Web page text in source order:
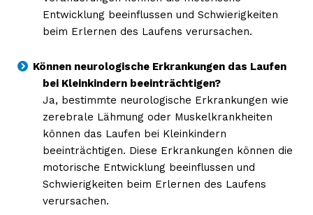
Entwicklung beeinflussen und Schwierigkeiten
beim Erlernen des Laufens verursachen.
Können neurologische Erkrankungen das Laufen
bei Kleinkindern beeinträchtigen?
Ja, bestimmte neurologische Erkrankungen wie
zerebrale Lähmung oder Muskelkrankheiten
können das Laufen bei Kleinkindern
beeinträchtigen. Diese Erkrankungen können die
motorische Entwicklung beeinflussen und
Schwierigkeiten beim Erlernen des Laufens
verursachen.